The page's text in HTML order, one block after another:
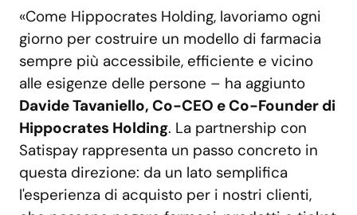
«Come Hippocrates Holding, lavoriamo ogni
giorno per costruire un modello di farmacia
sempre più accessibile, efficiente e vicino
alle esigenze delle persone – ha aggiunto
Davide Tavaniello, Co-CEO e Co-Founder di
Hippocrates Holding. La partnership con
Satispay rappresenta un passo concreto in
questa direzione: da un lato semplifica
l'esperienza di acquisto per i nostri clienti,